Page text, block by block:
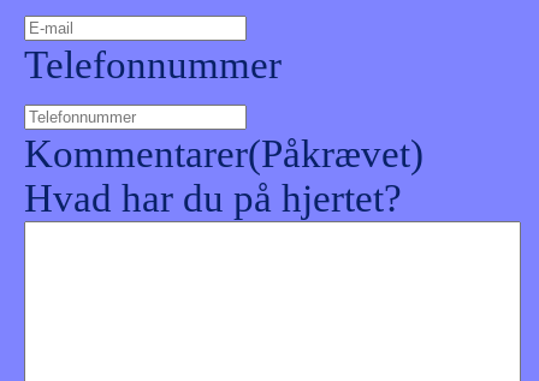
Telefonnummer
Kommentarer(Påkrævet)
Hvad har du på hjertet?